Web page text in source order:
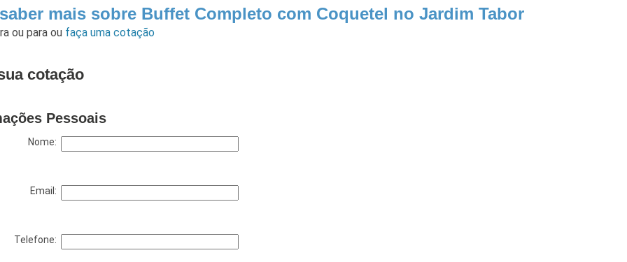
mais sobre Buffet Completo com Coquetel no Jardim Tabor
ou paraou faça uma cotação
cotação
Pessoais
Nome:
Email:
Telefone: